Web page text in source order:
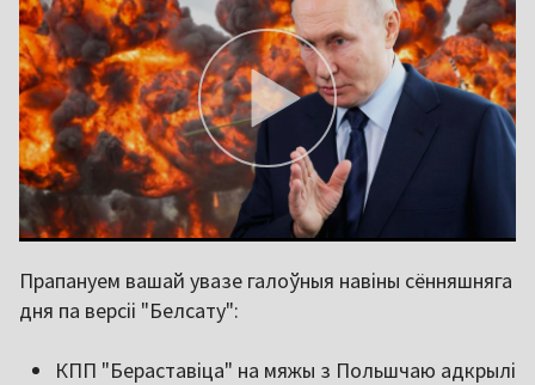
Прапануем вашай увазе галоўныя навіны сённяшняга
дня па версіі "Белсату":
КПП "Бераставіца" на мяжы з Польшчаю адкрылі